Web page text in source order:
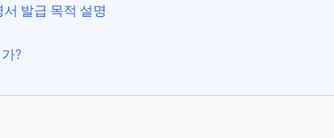
발급 목적 설명
?